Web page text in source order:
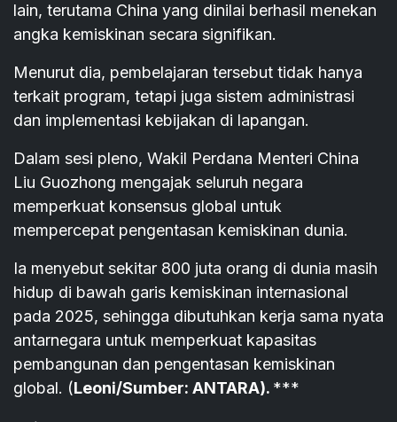
lain, terutama China yang dinilai berhasil menekan
angka kemiskinan secara signifikan.
Menurut dia, pembelajaran tersebut tidak hanya
terkait program, tetapi juga sistem administrasi
dan implementasi kebijakan di lapangan.
Dalam sesi pleno, Wakil Perdana Menteri China
Liu Guozhong mengajak seluruh negara
memperkuat konsensus global untuk
mempercepat pengentasan kemiskinan dunia.
Ia menyebut sekitar 800 juta orang di dunia masih
hidup di bawah garis kemiskinan internasional
pada 2025, sehingga dibutuhkan kerja sama nyata
antarnegara untuk memperkuat kapasitas
pembangunan dan pengentasan kemiskinan
global. (Leoni/Sumber: ANTARA). ***